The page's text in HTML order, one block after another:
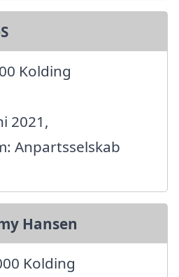
Kolding
2021,
Anpartsselskab
Hansen
Kolding